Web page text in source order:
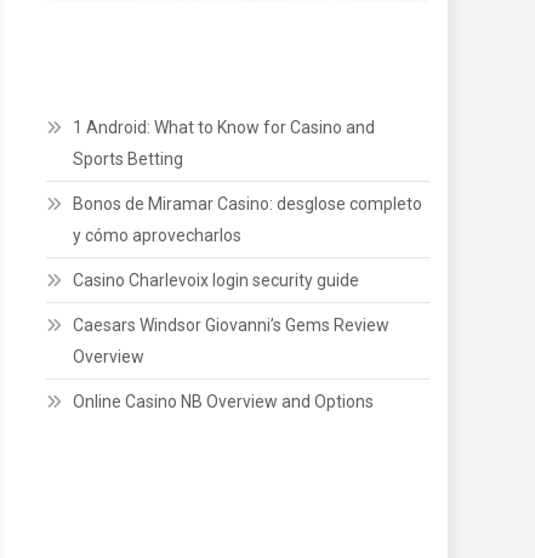
1 Android: What to Know for Casino and
Sports Betting
Bonos de Miramar Casino: desglose completo
y cómo aprovecharlos
Casino Charlevoix login security guide
Caesars Windsor Giovanni’s Gems Review
Overview
Online Casino NB Overview and Options